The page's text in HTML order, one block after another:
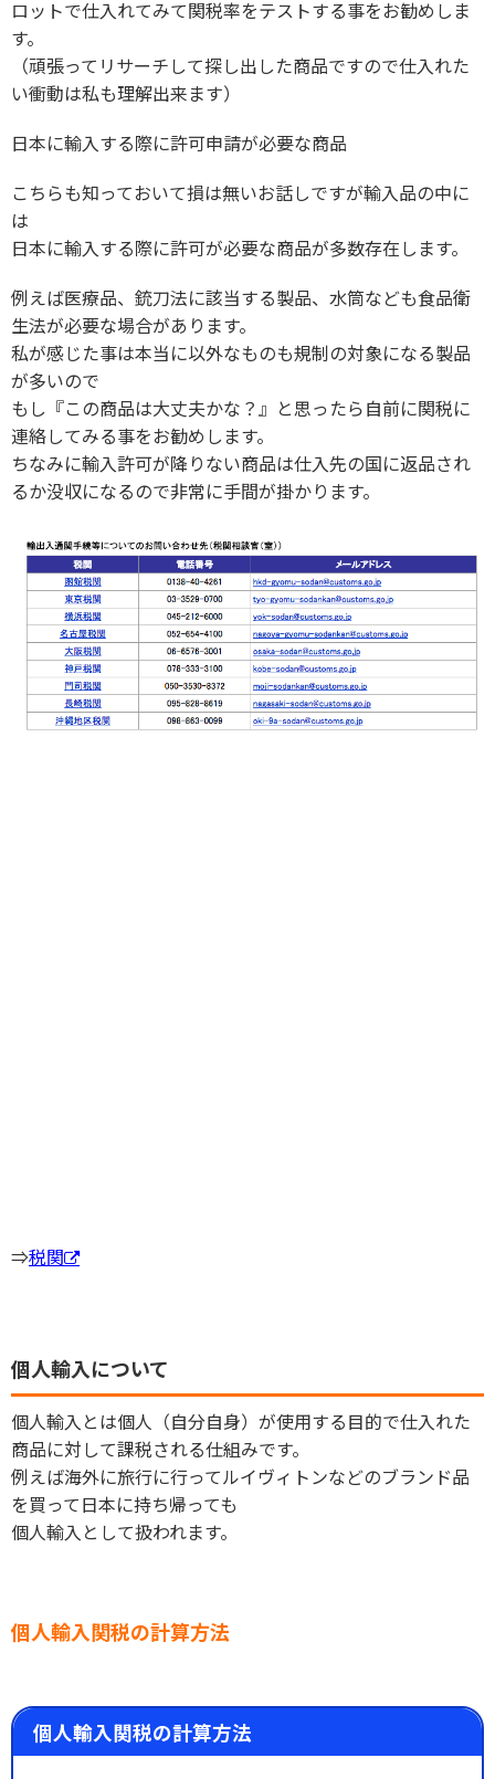
ロットで仕入れてみて関税率をテストする事をお勧めしま
す。
（頑張ってリサーチして探し出した商品ですので仕入れた
い衝動は私も理解出来ます）
日本に輸入する際に許可申請が必要な商品
こちらも知っておいて損は無いお話しですが輸入品の中に
は
日本に輸入する際に許可が必要な商品が多数存在します。
例えば医療品、銃刀法に該当する製品、水筒なども食品衛
生法が必要な場合があります。
私が感じた事は本当に以外なものも規制の対象になる製品
が多いので
もし『この商品は大丈夫かな？』と思ったら自前に関税に
連絡してみる事をお勧めします。
ちなみに輸入許可が降りない商品は仕入先の国に返品され
るか没収になるので非常に手間が掛かります。
⇒税関
個人輸入について
個人輸入とは個人（自分自身）が使用する目的で仕入れた
商品に対して課税される仕組みです。
例えば海外に旅行に行ってルイヴィトンなどのブランド品
を買って日本に持ち帰っても
個人輸入として扱われます。
個人輸入関税の計算方法
個人輸入関税の計算方法